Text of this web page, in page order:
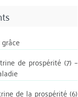
de prospérité (7) –
de la prospérité (6)